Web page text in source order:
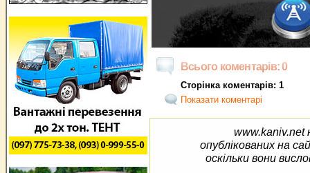
Всього коментарів: 0
Сторінка коментарів: 1
Показати коментарі
www.kaniv.net
опублікованих на
оскільки вони